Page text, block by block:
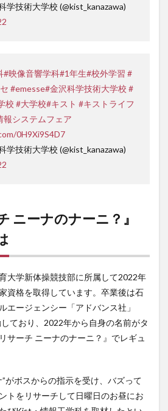
学技術大学校 (@kist_kanazawa)
#映像音響学科#1年生#校外学習 #
#emesse#金沢科学技術大学校 #
校 #大学校#キスト #キストライフ
報システムフェア
0H9Xi9S4D7
学技術大学校 (@kist_kanazawa)
ニーナのナーニ？』
大学新体操競技部に所属して2022年
資格を取得しています。卒業後は石
エージェンシー「アドバンス社」
しており、2022年から自身の名前がタ
サーチ ニーナのナーニ？』でレギュ
がボスからの指示を受け、バズって
トをリサーチして日曜日のお昼にお